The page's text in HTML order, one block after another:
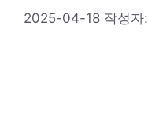
2025-04-18 작성자: